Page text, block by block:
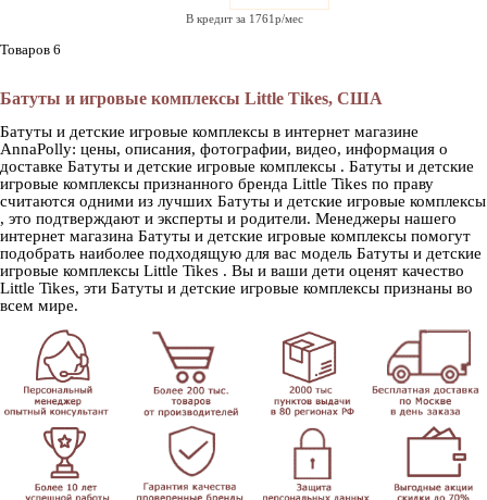
В кредит за 1761р/мес
Товаров 6
Батуты и игровые комплексы Little Tikes, США
Батуты и детские игровые комплексы в интернет магазине
AnnaPolly: цены, описания, фотографии, видео, информация о
доставке Батуты и детские игровые комплексы . Батуты и детские
игровые комплексы признанного бренда Little Tikes по праву
считаются одними из лучших Батуты и детские игровые комплексы
, это подтверждают и эксперты и родители. Менеджеры нашего
интернет магазина Батуты и детские игровые комплексы помогут
подобрать наиболее подходящую для вас модель Батуты и детские
игровые комплексы Little Tikes . Вы и ваши дети оценят качество
Little Tikes, эти Батуты и детские игровые комплексы признаны во
всем мире.